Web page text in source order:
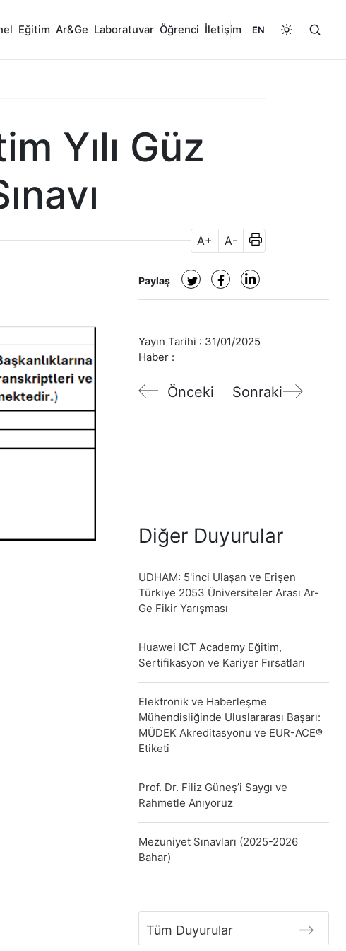
Eğitim Ar&Ge Laboratuvar Öğrenci İletişim EN
Yılı Güz
A+ A-
Paylaş
Yayın Tarihi : 31/01/2025
Haber :
Önceki Sonraki
Diğer Duyurular
UDHAM: 5'inci Ulaşan ve Erişen
Türkiye 2053 Üniversiteler Arası Ar-
Ge Fikir Yarışması
Huawei ICT Academy Eğitim,
Sertifikasyon ve Kariyer Fırsatları
Elektronik ve Haberleşme
Mühendisliğinde Uluslararası Başarı:
MÜDEK Akreditasyonu ve EUR-ACE®
Etiketi
Prof. Dr. Filiz Güneş’i Saygı ve
Rahmetle Anıyoruz
Mezuniyet Sınavları (2025-2026
Bahar)
Tüm Duyurular